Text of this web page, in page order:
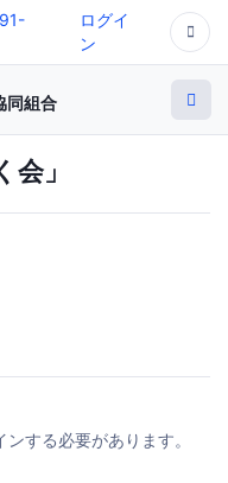
ログイ
ン
同組合
」
する必要があります。